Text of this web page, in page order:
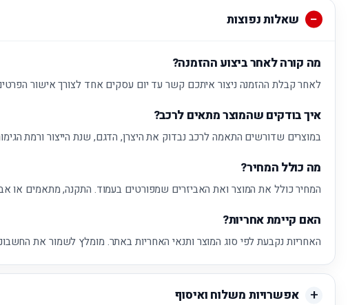
שאלות נפוצות
מה קורה לאחר ביצוע ההזמנה?
לאחר קבלת ההזמנה ניצור איתכם קשר עד יום עסקים אחד לצורך אישור
איך בודקים שהמוצר מתאים לרכב?
במוצרים שדורשים התאמה לרכב נבדוק את היצרן, הדגם, שנת הייצור ורמת
מה כולל המחיר?
המחיר כולל את המוצר ואת האביזרים שמפורטים בעמוד. התקנה, מתאמים או
האם קיימת אחריות?
האחריות נקבעת לפי סוג המוצר ותנאי האחריות באתר. מומלץ לשמור את
אפשרויות משלוח ואיסוף